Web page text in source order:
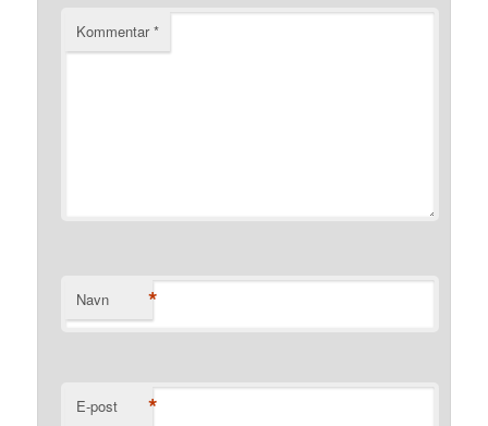
Kommentar*
Navn *
E-post *